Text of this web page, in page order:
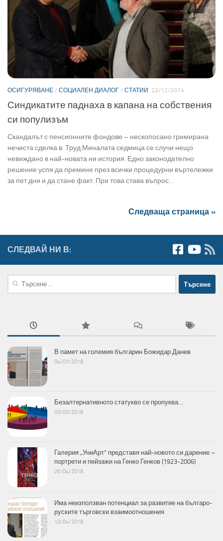
ОСИГУРЯВАНЕ / СОЦИАЛЕН ДИАЛОГ / СТАТИИ 22/12/2014
Синдикатите паднаха в капана на собствения
си популизъм
Скандалът с пенсионните фондове – нескопосано гримирана
нечиста сделка в. Труд Миналата седмица се случи нещо
невиждано в най-новата ни история. Едно законодателно
решение успя да премине през всички процедурни въртележки
за пет дни и да стане факт. При това става въпрос...
Следваща страница »
СЛЕДВАЙ НИ В:
Търсене
В памет на големия българин Божидар Данев
04/07/2018
Безалтернативното статукво се пропуква…
03/05/2018
Галерия „УниАрт“ представя най-новото си дарение –
портрети и пейзажи на Генко Генков (1923-2006)
26/04/2018
Има неизползван потенциал за развитие на българо-
руските търговски взаимоотношения
13/04/2018